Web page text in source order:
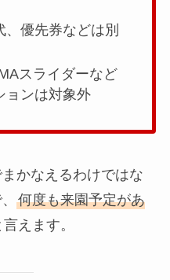
優先券などは別
スライダーなど
ョンは対象外
かなえるわけではな
何度も来園予定があ
えます。